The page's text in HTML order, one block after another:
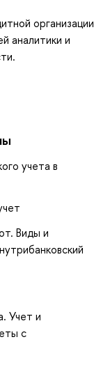
организации
аналитики и
учета в
Виды и
Учет и
с